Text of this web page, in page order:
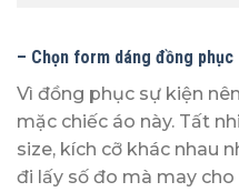
– Chọn form dáng đồng phục
Vì đồng phục sự kiện
mặc chiếc áo này. Tất
size, kích cỡ khác nhau
đi lấy số đo mà may